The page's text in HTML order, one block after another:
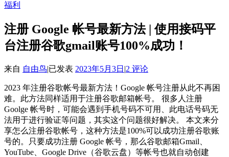
福利
注册 Google 帐号最新方法 | 使用接码平
台注册谷歌gmail账号100%成功！
来自 自由鸟|已发表 2023年5月3日 |2 评论
2023 年注册谷歌帐号最新方法！Google 帐号注册从此不再困
难。此方法同样适用于注册谷歌邮箱帐号。 很多人注册
Goolge 帐号时，可能会遇到手机号码不可用、此电话号码无
法用于进行验证等问题，其实这个问题很好解决。 本文来分
享怎么注册谷歌帐号，这种方法是100%可以成功注册谷歌账
号的。只要成功注册 Google 帐号，那么谷歌邮箱Gmail、
YouTube、Google Drive（谷歌云盘）等帐号也就自动创建